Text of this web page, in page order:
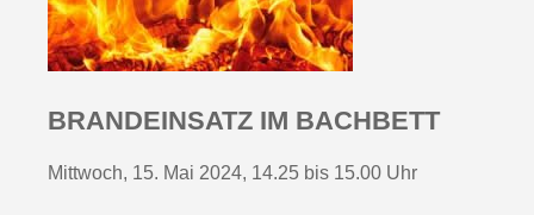
BRANDEINSATZ IM BACHBETT
Mittwoch, 15. Mai 2024, 14.25 bis 15.00 Uhr